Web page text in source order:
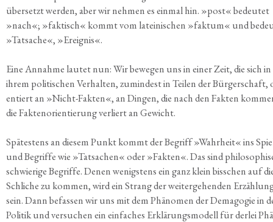
über­setzt wer­den, aber wir neh­men es ein­mal hin. »post« bedeu­tet
»nach«; »fak­tisch« kommt vom latei­ni­schen »fak­tum« und
»Tat­sa­che«, »Ereig­nis«.
Eine Annah­me lau­tet nun: Wir bewe­gen uns in einer Zeit, die sich in
ihrem poli­ti­schen Ver­hal­ten, zumin­dest in Tei­len der
en­tiert an »Nicht-Fak­ten«, an Din­gen, die nach den Fak­ten
die Fak­ten­ori­en­tie­rung ver­liert an Gewicht.
Spä­tes­tens an die­sem Punkt kommt der Begriff »Wahr­heit« ins
und Begrif­fe wie »Tat­sa­chen« oder »Fak­ten«. Das sind
schwie­ri­ge Begrif­fe. Denen wenigs­tens ein ganz klein biss­chen auf
Schli­che zu kom­men, wird ein Strang der wei­ter­ge­hen­den
sein. Dann befas­sen wir uns mit dem Phä­no­men der Dem­ago­gie in
Poli­tik und ver­su­chen ein ein­fa­ches Erklä­rungs­mo­dell für der­lei